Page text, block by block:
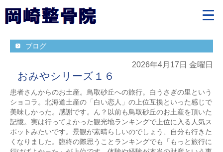
ブログ
2026年4月17日 金曜日
おみやシリーズ１６
患者さんからのお土産。鳥取砂丘への旅行。白うさぎの里という
ショコラ。北海道土産の「白い恋人」の上位互換といった感じで
美味しかった。感謝です。ん？以前も鳥取砂丘のお土産を頂いた
記憶。実は行ってよかった観光地ランキングで上位に入る人気ス
ポットみたいです。景観が素晴らしいのでしょう、自分も行きた
くなりました。臨終の際思うことランキングでも「もっと旅行に